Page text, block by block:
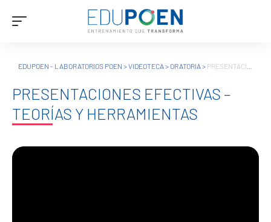
EDUPOEN - LABORATORIOS POEN >VIDEOTECA> ORATORIA> PRESENTACIONES EFECTIVAS – TEORÍAS Y HERRAMIENTAS
PRESENTACIONES EFECTIVAS –
TEORÍAS Y HERRAMIENTAS